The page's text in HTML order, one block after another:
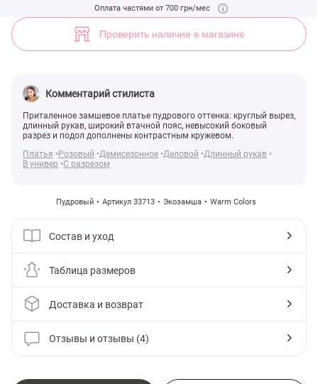
Оплата частями от 700 грн/мес
Проверить наличие в магазине
Комментарий стилиста
Приталенное замшевое платье пудрового оттенка: круглый вырез,
длинный рукав, широкий втачной пояс, невысокий боковый
разрез и подол дополнены контрастным кружевом.
Платья
Розовый Демисезонное Деловой Длинный рукав
В универ С разрезом
Пудровый Артикул 33713 Экозамша Warm Colors
Состав и уход
Таблица размеров
Доставка и возврат
Отзывы и отзывы (4)
(арт. 33713) ♡ интернет-магазин Gepur